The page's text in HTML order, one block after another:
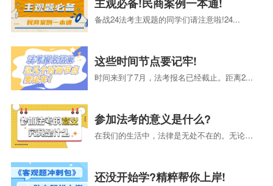
备战24法考主观题的同学们请注意啦!24...
这些时间节点要记牢!
时间来到了7月，法考报名已经截止。距离2...
参加法考的意义是什么?
在我们的生活中，法律是无处不在的。无论是...
还没开始学?精粹帮你上岸!